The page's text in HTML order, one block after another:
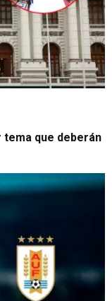
tema que deberán